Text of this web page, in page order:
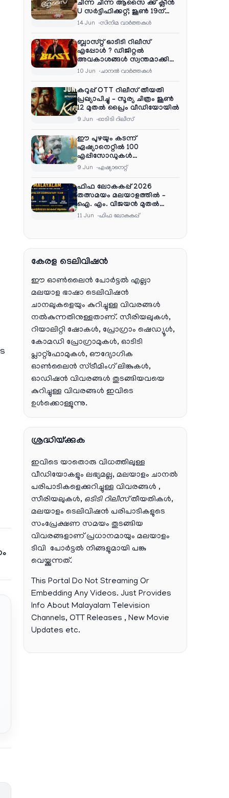
ചിന്ന ചിന്ന ആസൈ ക്ക് ക്ലീൻ
U സർട്ടിഫിക്കറ്റ്; ജൂൺ 19ന്
ആഗോള റിലീസ്
14 Jun സിനിമ വാര്‍ത്തകള്‍
ബ്ലാസ്റ്റ് ഓടിടി റിലീസ്
എപ്പോൾ ? ഡിജിറ്റൽ
അവകാശങ്ങൾ സ്വന്തമാക്കി
നെറ്റ്ഫ്ലിക്സ്
10 Jun ചാനല്‍ വാര്‍ത്തകള്‍
കറുപ്പ് OTT റിലീസ് തീയതി
പ്രഖ്യാപിച്ചു – സൂര്യ ചിത്രം ജൂൺ
12 മുതൽ പ്രൈം വീഡിയോയിൽ
9 Jun ഓടിടി റിലീസ്
ഈ പുഴയും കടന്ന്
ഏഷ്യാനെറ്റിൽ 100
എപ്പിസോഡുകൾ
പൂർത്തിയാക്കി , സംപ്രേഷണം
രാത്രി 9:30 ന്
9 Jun ഏഷ്യാനെറ്റ്‌
ഫിഫ ലോകകപ്പ് 2026
തത്സമയം മലയാളത്തിൽ –
ഐ. എം. വിജയൻ മുതൽ
ഷൈജു ദാമോദരൻ വരെ
11 Jun ഫിഫ ലോകകപ്പ്
കേരള ടെലിവിഷൻ
ഈ ഓൺലൈൻ പോർട്ടൽ എല്ലാ
മലയാള ഭാഷാ ടെലിവിഷൻ
ചാനലുകളെയും കുറിച്ചുള്ള വിവരങ്ങൾ
നൽകുന്നതിനുള്ളതാണ്. സീരിയലുകൾ,
റിയാലിറ്റി ഷോകൾ, പ്രോഗ്രാം ഷെഡ്യൂൾ,
കോമഡി പ്രോഗ്രാമുകൾ, ഓടിടി
പ്ലാറ്റ്‌ഫോമുകൾ, ഔദ്യോഗിക
ഓൺലൈൻ സ്ട്രീമിംഗ് ലിങ്കുകൾ,
ഓഡിഷൻ വിവരങ്ങൾ തുടങ്ങിയവയെ
കുറിച്ചുള്ള വിവരങ്ങൾ ഇവിടെ
ഉൾക്കൊള്ളുന്നു.
ശ്രദ്ധിയ്ക്കുക
ഇവിടെ യാതൊരു വിധത്തിലുള്ള
വീഡിയോകളും ലഭ്യമല്ല, മലയാളം ചാനല്‍
പരിപാടികളെക്കുറിച്ചുള്ള വിവരങ്ങള്‍ ,
സീരിയലുകള്‍, ഒടിടി റിലീസ്തീയതികള്‍,
മലയാളം ടെലിവിഷന്‍ പരിപാടികളുടെ
സംപ്രേക്ഷണ സമയം തുടങ്ങിയ
വിവരങ്ങളാണ് പ്രധാനമായും മലയാളം
ടിവി പോര്‍ട്ടല്‍ നിങ്ങളുമായി പങ്കു
വെയ്ക്കുന്നത്.
This Portal Do Not Streaming Or
Embedding Any Videos. Just Provides
Info About Malayalam Television
Channels, OTT Releases , New Movie
Updates etc.